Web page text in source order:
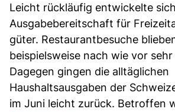
Leicht rückläufig entwickelte
Ausgabebereitschaft für
güter. Restaurantbesuche
beispielsweise nach wie vor
Dagegen gingen die alltäglichen
Haushaltsausgaben der
im Juni leicht zurück. Betroffen